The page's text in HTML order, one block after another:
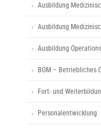
Ausbildung
Ausbildung
Ausbildung
BGM – Betriebliches
Fort- und
Personalentwicklung